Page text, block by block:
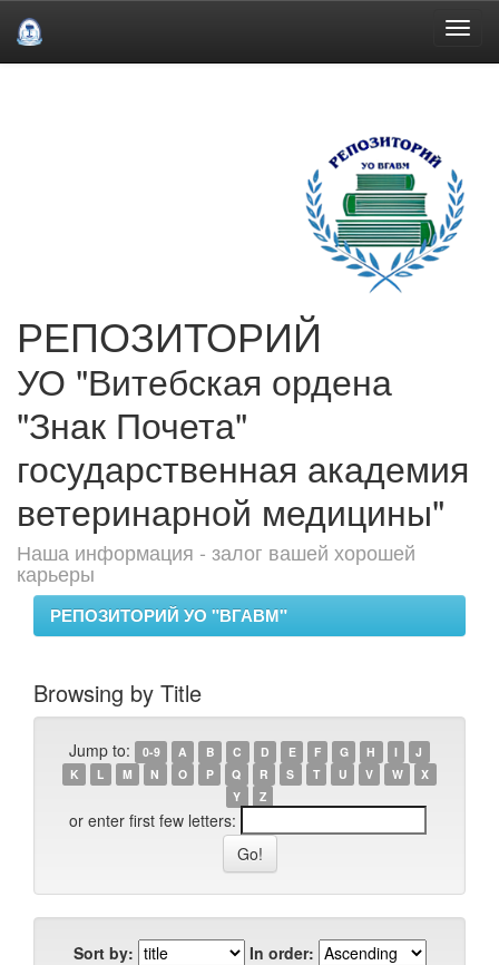
РЕПОЗИТОРИЙ
УО "Витебская ордена
"Знак Почета"
государственная академия
ветеринарной медицины"
Наша информация - залог вашей хорошей
карьеры
РЕПОЗИТОРИЙ УО "ВГАВМ"
Browsing by Title
Jump to: 0-9 A B C D E F G H I
J
K
L M N O P Q R S T U V W
X
Y
Z
or enter first few letters:
Sort by:
In order: